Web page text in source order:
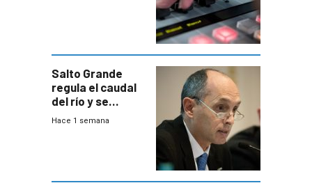
Salto Grande
regula el caudal
del río y se
prepara para un
Hace 1 semana